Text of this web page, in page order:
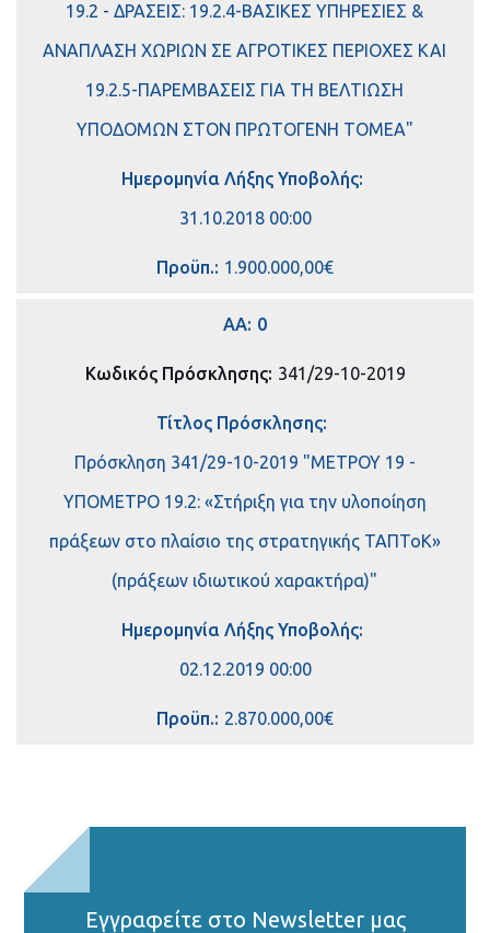
19.2 - ΔΡΑΣΕΙΣ: 19.2.4-ΒΑΣΙΚΕΣ ΥΠΗΡΕΣΙΕΣ &
ΑΝΑΠΛΑΣΗ ΧΩΡΙΩΝ ΣΕ ΑΓΡΟΤΙΚΕΣ ΠΕΡΙΟΧΕΣ ΚΑΙ
19.2.5-ΠΑΡΕΜΒΑΣΕΙΣ ΓΙΑ ΤΗ ΒΕΛΤΙΩΣΗ
ΥΠΟΔΟΜΩΝ ΣΤΟΝ ΠΡΩΤΟΓΕΝΗ ΤΟΜΕΑ"
Ημερομηνία Λήξης Υποβολής:
31.10.2018 00:00
Πρoϋπ.: 1.900.000,00€
ΑΑ: 0
Κωδικός Πρόσκλησης: 341/29-10-2019
Τίτλος Πρόσκλησης:
Πρόσκληση 341/29-10-2019 "ΜΕΤΡΟΥ 19 -
ΥΠΟΜΕΤΡΟ 19.2: «Στήριξη για την υλοποίηση
πράξεων στο πλαίσιο της στρατηγικής ΤΑΠΤοΚ»
(πράξεων ιδιωτικού χαρακτήρα)"
Ημερομηνία Λήξης Υποβολής:
02.12.2019 00:00
Πρoϋπ.: 2.870.000,00€
Εγγραφείτε στο Νewsletter μας